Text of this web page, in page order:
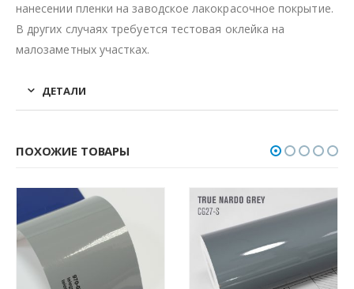
нанесении пленки на заводское лакокрасочное покрытие.
В других случаях требуется тестовая оклейка на
малозаметных участках.
ДЕТАЛИ
ПОХОЖИЕ ТОВАРЫ